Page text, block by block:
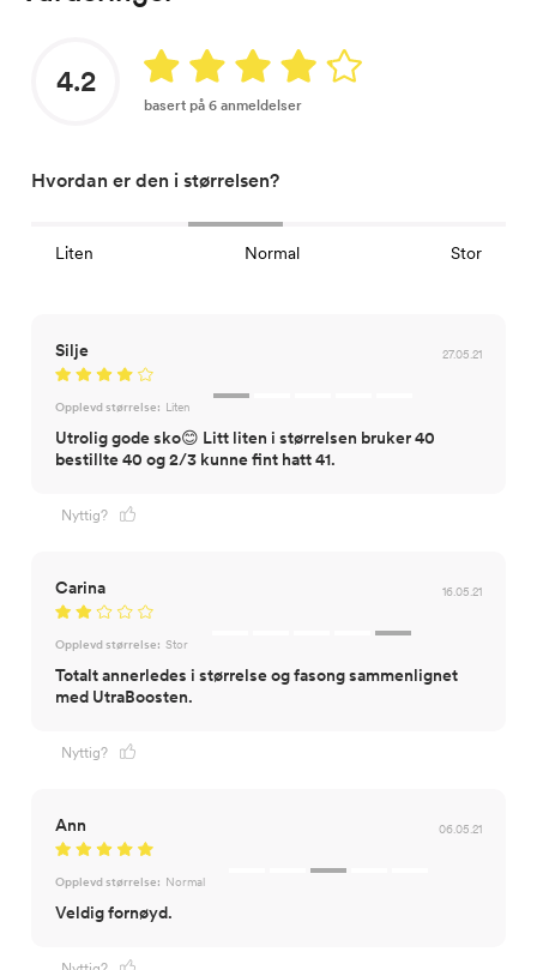
4.2
basert på 6 anmeldelser
Hvordan er den i størrelsen?
Liten Normal Stor
Silje 27.05.21
Opplevd størrelse: Liten
Utrolig gode sko😊 Litt liten i størrelsen bruker 40
bestillte 40 og 2/3 kunne fint hatt 41.
Nyttig?
Carina 16.05.21
Opplevd størrelse: Stor
Totalt annerledes i størrelse og fasong sammenlignet
med UtraBoosten.
Nyttig?
Ann 06.05.21
Opplevd størrelse: Normal
Veldig fornøyd.